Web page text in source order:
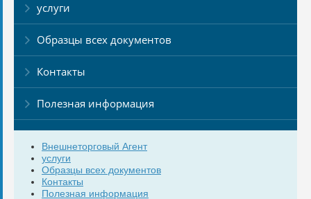
услуги
Образцы всех документов
Контакты
Полезная информация
Внешнеторговый Агент
услуги
Образцы всех документов
Контакты
Полезная информация